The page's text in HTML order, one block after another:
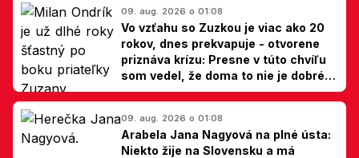
09. aug. 2026 o 01:08
Vo vzťahu so Zuzkou je viac ako 20
rokov, dnes prekvapuje - otvorene
priznáva krízu: Presne v túto chvíľu
som vedel, že doma to nie je dobré,
hovorí Milan Ondrík
09. aug. 2026 o 01:08
Arabela Jana Nagyová na plné ústa:
Niekto žije na Slovensku a má